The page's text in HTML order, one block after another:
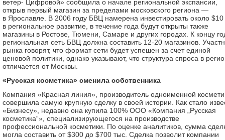
ветер- Цифровой» сообщила о начале региональной экспансии,
открыв первый магазин за пределами московского региона —
в Ярославле. В 2006 году БВЦ намерена инвестировать около
в региональное развитие, в течение года будут открыты также
магазины в Ростове, Тюмени, Самаре и других городах. К концу
региональная сеть БВЦ должна составить 12-20 магазинов.
рынка говорят, что формат сети будет успешен за счет единой
ценовой политики, однако указывают, что структура спроса в
отличается от Москвы.
«Русская косметика» сменила собственника
Компания «Красная линия», производитель одноименной
совершила самую крупную сделку в своей истории. Как стало
«Бизнесу», недавно она купила 100% ООО «Компания „Русская
косметика“», специализирующегося на производстве
профессиональной косметики. По оценке аналитиков, сумма
могла составить от $300 до $700 тыс. Сделка позволит компании